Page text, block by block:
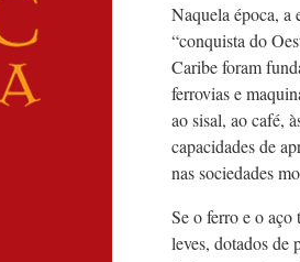
Naquela época, a
“conquista do
Caribe foram
ferrovias e
ao sisal, ao café,
capacidades de
nas sociedades
Se o ferro e o aço
leves, dotados de